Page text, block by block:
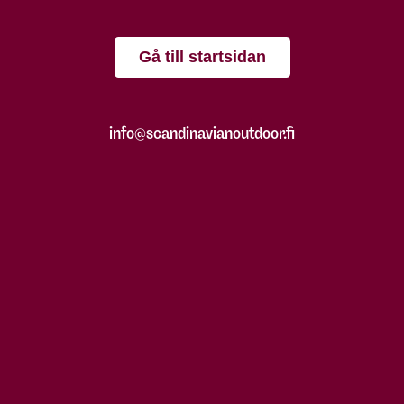
Gå till startsidan
info@scandinavianoutdoor.fi